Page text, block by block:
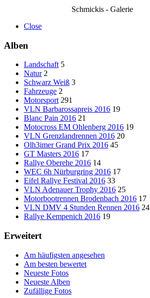
Schmickis - Galerie
Close
Alben
Landschaft 5
Natur 2
Schwarz Weiß 3
Fahrzeuge 2
Motorsport 291
VLN Barbarossapreis 2016 19
Blanc Pain 2016 21
Motocross EM Ohlenberg 2016 19
VLN Grenzlandrennen 2016 20
Olh3imer Grand Prix 2016 45
GT Masters 2016 17
Rallye Oberehe 2016 14
WEC 6h Nürburgring 2016 17
Eifel Rallye Festival 2016 33
VLN Adenauer Trophy 2016 25
Motorbootrennen Brodenbach 2016 17
VLN DMV 4 Stunden Rennen 2016 24
Rallye Kempenich 2016 19
Erweitert
Am häufigsten angesehen
Am besten bewertet
Neueste Fotos
Neueste Alben
Zufällige Fotos